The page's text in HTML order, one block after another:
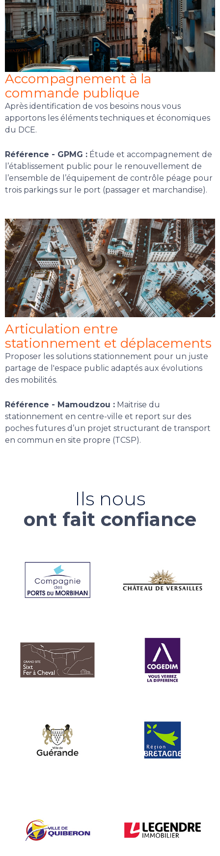
Accompagnement à la
commande publique
Après identification de vos besoins nous vous
apportons les éléments techniques et économiques
du DCE.
Référence - GPMG : Étude et accompagnement de
l’établissement public pour le renouvellement de
l’ensemble de l’équipement de contrôle péage pour
trois parkings sur le port (passager et marchandise).
Articulation entre
stationnement et déplacements
Proposer les solutions stationnement pour un juste
partage de l'espace public adaptés aux évolutions
des mobilités.
Référence - Mamoudzou : Maitrise du
stationnement en centre-ville et report sur des
poches futures d’un projet structurant de transport
en commun en site propre (TCSP).
Ils nous
ont fait confiance